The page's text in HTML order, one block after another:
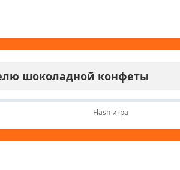
шоколадной конфеты
Flash игра